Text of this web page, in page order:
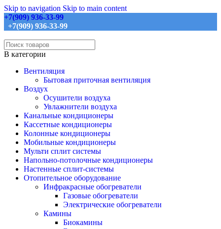
Skip to navigation Skip to main content
+7(909) 936-33-99
+7(909) 936-33-99
В категории
Вентиляция
Бытовая приточная вентиляция
Воздух
Осушители воздуха
Увлажнители воздуха
Канальные кондиционеры
Кассетные кондиционеры
Колонные кондиционеры
Мобильные кондиционеры
Мульти сплит системы
Напольно-потолочные кондиционеры
Настенные сплит-системы
Отопительное оборудование
Инфракрасные обогреватели
Газовые обогреватели
Электрические обогреватели
Камины
Биокамины